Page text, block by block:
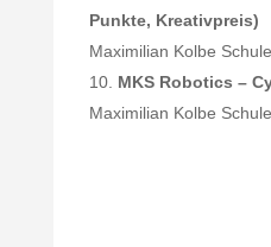
Punkte, Kreativpreis)
Maximilian Kolbe
MKS Robotics –
Maximilian Kolbe